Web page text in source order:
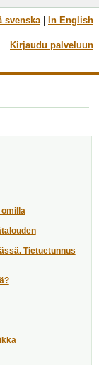
svenska| In English
Kirjaudu palveluun
Tietuetunnus